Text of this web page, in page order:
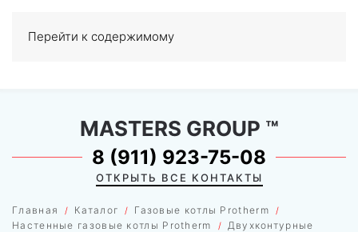
Перейти к содержимому
0
Главная Каталог
Газовые котлы Protherm
Настенные газовые котлы Protherm
Двухконтурные
MASTERS GROUP ™
8 (911) 923-75-08
ОТКРЫТЬ ВСЕ КОНТАКТЫ